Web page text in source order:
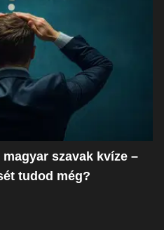
szavak kvíze –
tudod még?